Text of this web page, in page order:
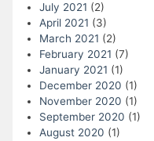
July 2021 (2)
April 2021 (3)
March 2021 (2)
February 2021 (7)
January 2021 (1)
December 2020 (1)
November 2020 (1)
September 2020 (1)
August 2020 (1)